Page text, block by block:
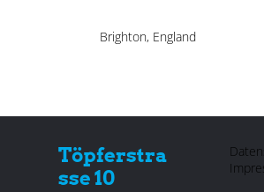
Brighton, England
Töpferstra
sse 10